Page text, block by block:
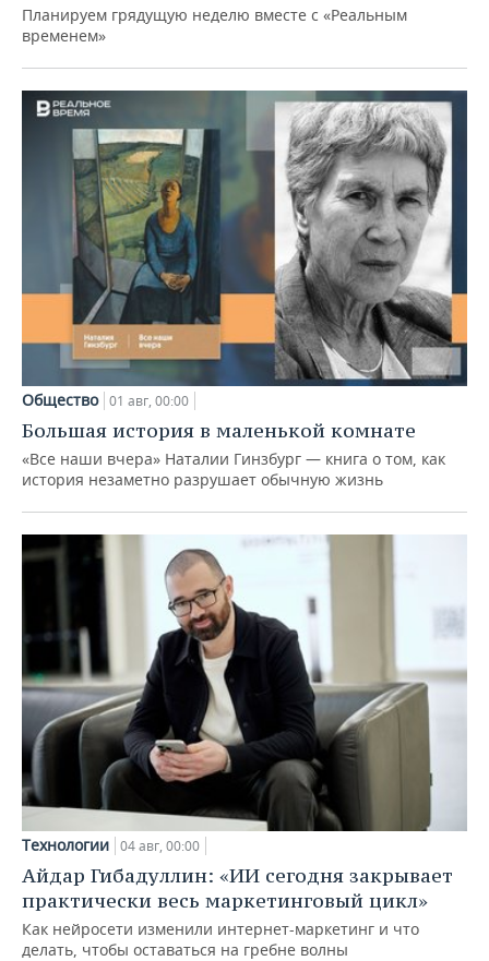
Планируем грядущую неделю вместе с «Реальным
временем»
Общество 01 авг, 00:00
Большая история в маленькой комнате
«Все наши вчера» Наталии Гинзбург — книга о том, как
история незаметно разрушает обычную жизнь
Технологии 04 авг, 00:00
Айдар Гибадуллин: «ИИ сегодня закрывает
практически весь маркетинговый цикл»
Как нейросети изменили интернет-маркетинг и что
делать, чтобы оставаться на гребне волны